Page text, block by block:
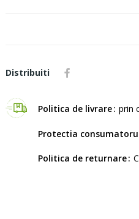
Distribuiti
Politica de livrare prin
Protectia
Politica de returnare